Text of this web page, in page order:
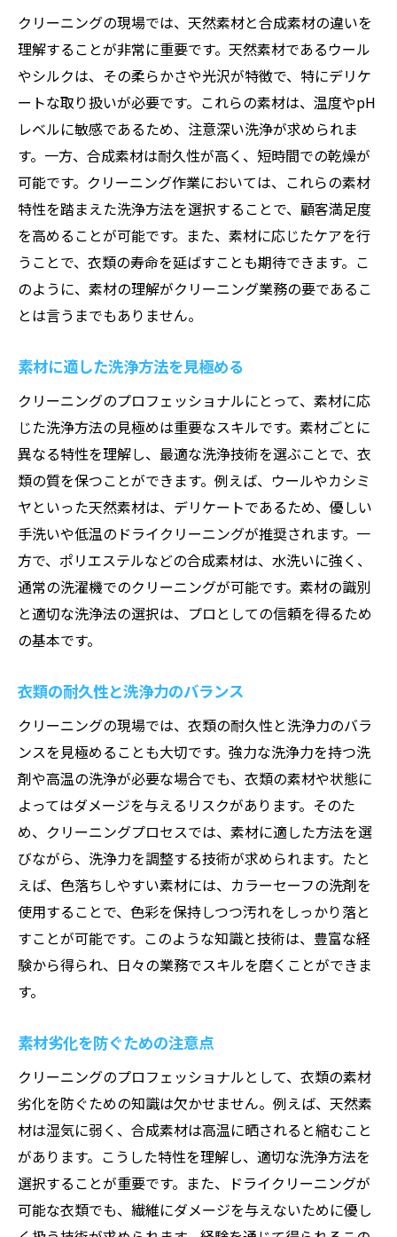
特殊素材に対するクリーニング対応
衣類のサイズと形を守るために
プロの視点で見るクリーニング工夫
素材を活かすための洗浄温度と時間
クリーニングで培う日常業務の専門スキル
在庫管理と顧客対応のスキル
日々の効率的な作業計画
品質管理の重要性とその手法
クリーニング業界特有のコミュニケーショ
ン
日常の業務から学べる教訓
素材に応じたクリーニング手法の重要性
素材ごとの洗浄剤の選び方
デリケート素材への対応
クリーニング工程の最適化
素材に応じた乾燥のポイント
環境に優しいクリーニング手法の検討
素材特性を活かすための手法選定
クリーニング業界での経験値を積む方法
現場経験から得られる学び
先輩から学ぶプロの技
日々の作業でスキルを磨く
課題解決のための実践的アプローチ
経験を活かしたキャリアアップの道
プロフェッショナルが教えるクリーニングの秘
密
プロが信頼するクリーニング技術
成功するクリーニング業務の秘訣
顧客満足を高めるための工夫
クリーニングの未来を見据えた技術
クリーニングの現場では、天然素材と合成素材の違いを
理解することが非常に重要です。天然素材であるウール
やシルクは、その柔らかさや光沢が特徴で、特にデリケ
ートな取り扱いが必要です。これらの素材は、温度やpH
レベルに敏感であるため、注意深い洗浄が求められま
す。一方、合成素材は耐久性が高く、短時間での乾燥が
可能です。クリーニング作業においては、これらの素材
特性を踏まえた洗浄方法を選択することで、顧客満足度
を高めることが可能です。また、素材に応じたケアを行
うことで、衣類の寿命を延ばすことも期待できます。こ
のように、素材の理解がクリーニング業務の要であるこ
とは言うまでもありません。
素材に適した洗浄方法を見極める
クリーニングのプロフェッショナルにとって、素材に応
じた洗浄方法の見極めは重要なスキルです。素材ごとに
異なる特性を理解し、最適な洗浄技術を選ぶことで、衣
類の質を保つことができます。例えば、ウールやカシミ
ヤといった天然素材は、デリケートであるため、優しい
手洗いや低温のドライクリーニングが推奨されます。一
方で、ポリエステルなどの合成素材は、水洗いに強く、
通常の洗濯機でのクリーニングが可能です。素材の識別
と適切な洗浄法の選択は、プロとしての信頼を得るため
の基本です。
衣類の耐久性と洗浄力のバランス
クリーニングの現場では、衣類の耐久性と洗浄力のバラ
ンスを見極めることも大切です。強力な洗浄力を持つ洗
剤や高温の洗浄が必要な場合でも、衣類の素材や状態に
よってはダメージを与えるリスクがあります。そのた
め、クリーニングプロセスでは、素材に適した方法を選
びながら、洗浄力を調整する技術が求められます。たと
えば、色落ちしやすい素材には、カラーセーフの洗剤を
使用することで、色彩を保持しつつ汚れをしっかり落と
すことが可能です。このような知識と技術は、豊富な経
験から得られ、日々の業務でスキルを磨くことができま
す。
素材劣化を防ぐための注意点
クリーニングのプロフェッショナルとして、衣類の素材
劣化を防ぐための知識は欠かせません。例えば、天然素
材は湿気に弱く、合成素材は高温に晒されると縮むこと
があります。こうした特性を理解し、適切な洗浄方法を
選択することが重要です。また、ドライクリーニングが
可能な衣類でも、繊維にダメージを与えないために優し